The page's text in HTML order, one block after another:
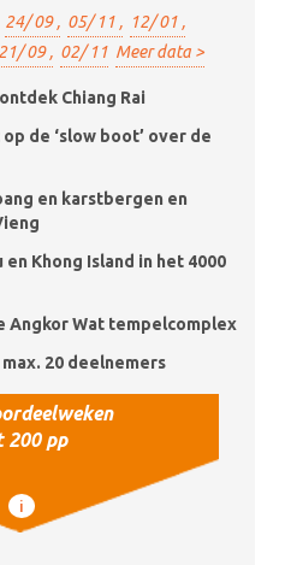
24/ 09 , 05/ 11 , 12/ 01 ,
21/ 09 , 02/ 11 Meer data >
Chiang Rai
de ‘slow boot’ over de
en karstbergen en
Khong Island in het 4000
Angkor Wat tempelcomplex
20 deelnemers
200 pp
i